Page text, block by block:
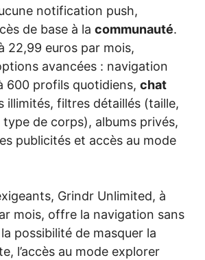
notification push,
de base à la communauté.
22,99 euros par mois,
avancées : navigation
600 profils quotidiens, chat
illimités, filtres détaillés (taille,
de corps), albums privés,
publicités et accès au mode
Grindr Unlimited, à
mois, offre la navigation sans
possibilité de masquer la
l’accès au mode explorer